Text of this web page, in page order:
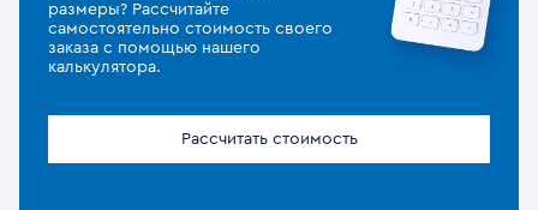
размеры? Рассчитайте
самостоятельно стоимость своего
заказа с помощью нашего
калькулятора.
Рассчитать стоимость